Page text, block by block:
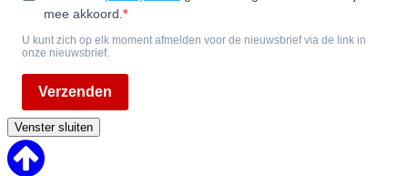
mee akkoord.
U kunt zich op elk moment afmelden voor de nieuwsbrief via de link in
onze nieuwsbrief.
Verzenden
Venster sluiten
to